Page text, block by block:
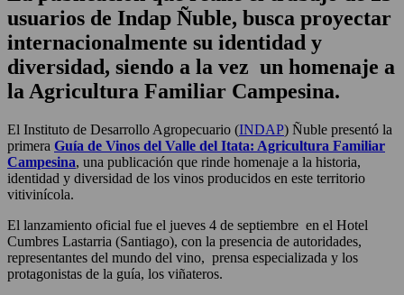
usuarios de Indap Ñuble, busca proyectar
internacionalmente su identidad y
diversidad, siendo a la vez un homenaje a
la Agricultura Familiar Campesina.
El Instituto de Desarrollo Agropecuario (INDAP) Ñuble presentó la
primera Guía de Vinos del Valle del Itata: Agricultura Familiar
Campesina, una publicación que rinde homenaje a la historia,
identidad y diversidad de los vinos producidos en este territorio
vitivinícola.
El lanzamiento oficial fue el jueves 4 de septiembre en el Hotel
Cumbres Lastarria (Santiago), con la presencia de autoridades,
representantes del mundo del vino, prensa especializada y los
protagonistas de la guía, los viñateros.